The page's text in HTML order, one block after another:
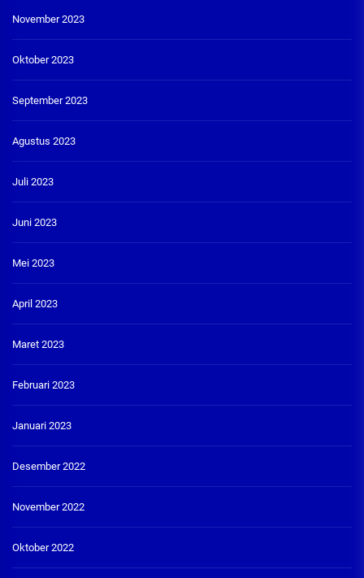
November 2023
Oktober 2023
September 2023
Agustus 2023
Juli 2023
Juni 2023
Mei 2023
April 2023
Maret 2023
Februari 2023
Januari 2023
Desember 2022
November 2022
Oktober 2022